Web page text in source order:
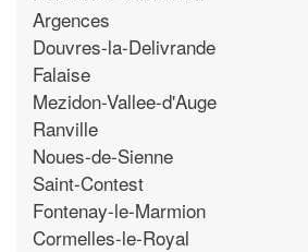
Argences
Douvres-la-Delivrande
Falaise
Mezidon-Vallee-d'Auge
Ranville
Noues-de-Sienne
Saint-Contest
Fontenay-le-Marmion
Cormelles-le-Royal